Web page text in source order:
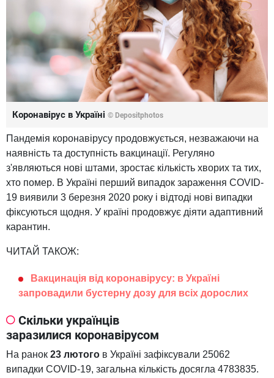
Коронавірус в Україні © Depositphotos
Пандемія коронавірусу продовжується, незважаючи на
наявність та доступність вакцинації. Регуляно
з'являються нові штами, зростає кількість хворих та тих,
хто помер. В Україні перший випадок зараження COVID-
19 виявили 3 березня 2020 року і відтоді нові випадки
фіксуються щодня. У країні продовжує діяти адаптивний
карантин.
ЧИТАЙ ТАКОЖ:
Вакцинація від коронавірусу: в Україні
запровадили бустерну дозу для всіх дорослих
Скільки українців
заразилися коронавірусом
На ранок 23 лютого в Україні зафіксували 25062
випадки COVID-19, загальна кількість досягла 4783835.